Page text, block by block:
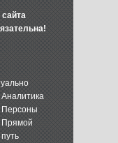
Аналитика
Персоны
Прямой
путь